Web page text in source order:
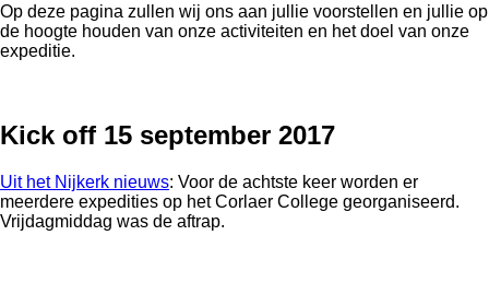
Op deze pagina zullen wij ons aan jullie voorstellen en jullie op
de hoogte houden van onze activiteiten en het doel van onze
expeditie.
Kick off 15 september 2017
Uit het Nijkerk nieuws: Voor de achtste keer worden er
meerdere expedities op het Corlaer College georganiseerd.
Vrijdagmiddag was de aftrap.